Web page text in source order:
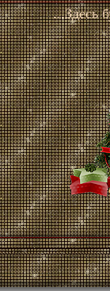
...Здесь